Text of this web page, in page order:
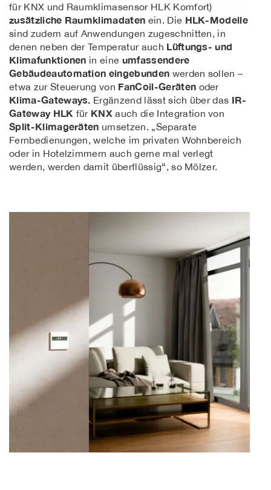
für KNX und Raumklimasensor HLK Komfort)
zusätzliche Raumklimadaten ein. Die HLK-Modelle
sind zudem auf Anwendungen zugeschnitten, in
denen neben der Temperatur auch Lüftungs- und
Klimafunktionen in eine umfassendere
Gebäudeautomation eingebunden werden sollen –
etwa zur Steuerung von FanCoil-Geräten oder
Klima-Gateways. Ergänzend lässt sich über das IR-
Gateway HLK für KNX auch die Integration von
Split-Klimageräten umsetzen. „Separate
Fernbedienungen, welche im privaten Wohnbereich
oder in Hotelzimmern auch gerne mal verlegt
werden, werden damit überflüssig“, so Mölzer.